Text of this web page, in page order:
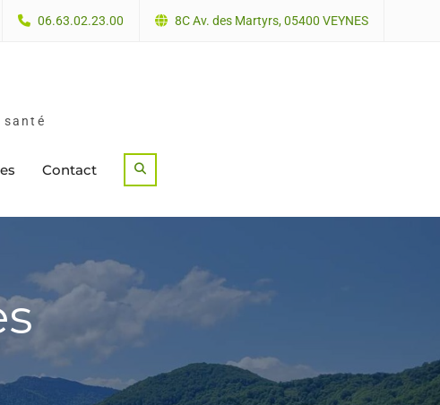
06.63.02.23.00 8C Av. des Martyrs, 05400 VEYNES
santé
Contact